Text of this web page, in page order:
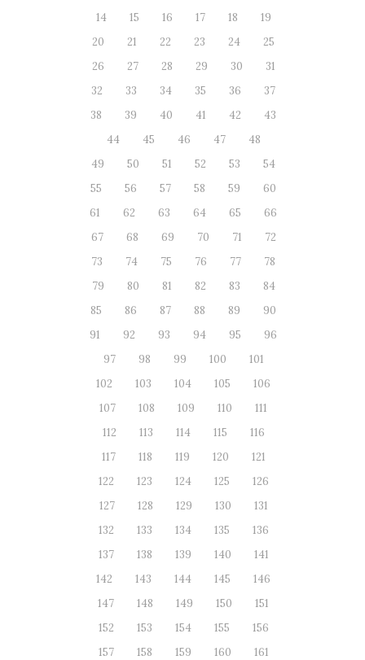
14 15 16 17 18
19
20
21 22 23 24
25
26
27 28 29 30
31
32
33 34 35 36
37
38
39 40 41 42
43
44
45 46 47
48
49
50 51 52 53
54
55
56 57 58 59
60
61
62 63 64 65
66
67
68 69 70 71
72
73
74 75 76 77
78
79
80 81 82 83
84
85
86 87 88 89
90
91
92 93 94 95
96
97
98 99 100
101
102
103 104 105
106
107
108 109 110
111
112
113 114 115
116
117
118 119 120
121
122
123 124 125
126
127
128 129 130
131
132
133 134 135
136
137
138 139 140
141
142
143 144 145
146
147
148 149 150
151
152
153 154 155
156
157
158 159 160
161